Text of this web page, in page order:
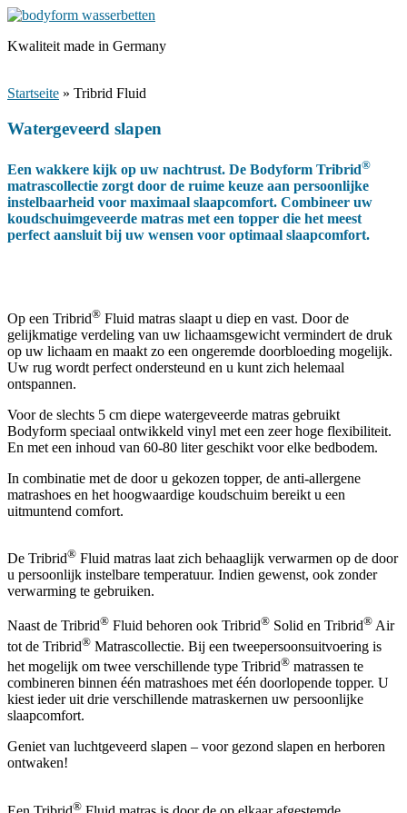
Ga
de
Kwaliteit made in Germany
Menu
Startseite » Tribrid Fluid
Watergeveerd slapen
Een wakkere kijk op uw nachtrust. De Bodyform Tribrid®
matrascollectie zorgt door de ruime keuze aan persoonlijke
instelbaarheid voor maximaal slaapcomfort. Combineer uw
koudschuimgeveerde matras met een topper die het meest
perfect aansluit bij uw wensen voor optimaal slaapcomfort.
Op een Tribrid® Fluid matras slaapt u diep en vast. Door de
gelijkmatige verdeling van uw lichaamsgewicht vermindert de druk
op uw lichaam en maakt zo een ongeremde doorbloeding mogelijk.
Uw rug wordt perfect ondersteund en u kunt zich helemaal
ontspannen.
Voor de slechts 5 cm diepe watergeveerde matras gebruikt
Bodyform speciaal ontwikkeld vinyl met een zeer hoge flexibiliteit.
En met een inhoud van 60-80 liter geschikt voor elke bedbodem.
In combinatie met de door u gekozen topper, de anti-allergene
matrashoes en het hoogwaardige koudschuim bereikt u een
uitmuntend comfort.
De Tribrid® Fluid matras laat zich behaaglijk verwarmen op de door
u persoonlijk instelbare temperatuur. Indien gewenst, ook zonder
verwarming te gebruiken.
Naast de Tribrid® Fluid behoren ook Tribrid® Solid en Tribrid® Air
tot de Tribrid® Matrascollectie. Bij een tweepersoonsuitvoering is
het mogelijk om twee verschillende type Tribrid® matrassen te
combineren binnen één matrashoes met één doorlopende topper. U
kiest ieder uit drie verschillende matraskernen uw persoonlijke
slaapcomfort.
Geniet van luchtgeveerd slapen – voor gezond slapen en herboren
ontwaken!
®